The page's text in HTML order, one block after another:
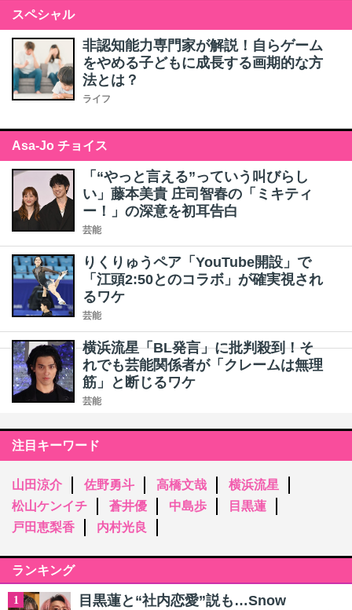
スペシャル
非認知能力専門家が解説！自らゲーム
をやめる子どもに成長する画期的な方
法とは？
ライフ
Asa-Jo チョイス
「“やっと言える”っていう叫びらし
い」藤本美貴 庄司智春の「ミキティ
ー！」の深意を初耳告白
芸能
りくりゅうペア「YouTube開設」で
「江頭2:50とのコラボ」が確実視され
るワケ
芸能
横浜流星「BL発言」に批判殺到！そ
れでも芸能関係者が「クレームは無理
筋」と断じるワケ
芸能
注目キーワード
山田涼介 佐野勇斗 高橋文哉
横浜流星
松山ケンイチ
蒼井優 中島歩
目黒蓮
戸田恵梨香
内村光良
ランキング
1
目黒蓮と“社内恋愛”説も…Snow